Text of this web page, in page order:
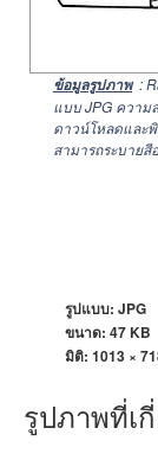
ข้อมูลรูปภาพ :
แบบ JPG ความ
ดาวน์โหลดและ
สามารถระบาย
รูปแบบ: JPG
ขนาด: 47 KB
มิติ: 1013 ×
รูปภาพที่เ